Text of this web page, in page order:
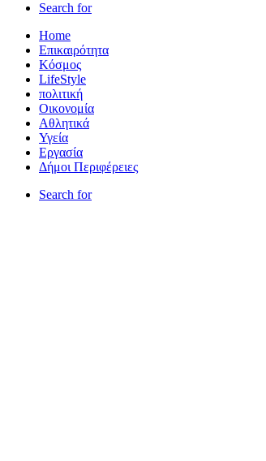
Search for
Home
Επικαιρότητα
Κόσμος
LifeStyle
πολιτική
Οικονομία
Αθλητικά
Υγεία
Εργασία
Δήμοι Περιφέρειες
Search for